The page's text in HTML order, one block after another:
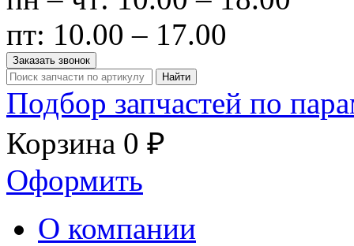
пт: 10.00 – 17.00
Заказать звонок
Найти
Подбор запчастей по
Корзина 0 ₽
Оформить
О компании